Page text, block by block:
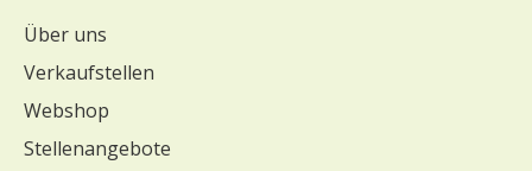
Über uns
Verkaufstellen
Webshop
Stellenangebote